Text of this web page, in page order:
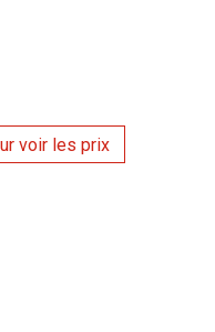
voir les prix